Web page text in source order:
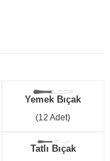
Yemek Bıçak
(12 Adet)
Tatlı Bıçak